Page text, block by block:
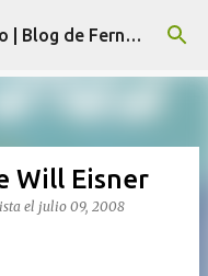
la situación del espectáculo | Blog de Fernando Díaz
Will Eisner
el julio 09, 2008